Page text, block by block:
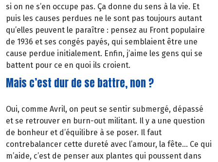
si on ne s’en occupe pas. Ça donne du sens à la vie. Et
puis les causes perdues ne le sont pas toujours autant
qu’elles peuvent le paraître : pensez au Front populaire
de 1936 et ses congés payés, qui semblaient être une
cause perdue initialement. Enfin, j’aime les gens qui se
battent pour ce en quoi ils croient.
Mais c’est dur de se battre, non ?
Oui, comme Avril, on peut se sentir submergé, dépassé
et se retrouver en burn-out militant. Il y a une question
de bonheur et d’équilibre à se poser. Il faut
contrebalancer cette dureté avec l’amour, la fête… Ce qui
m’aide, c’est de penser aux plantes qui poussent dans